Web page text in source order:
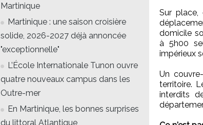
Martinique
Martinique : une saison croisière
solide, 2026-2027 déjà annoncée
"exceptionnelle"
L’École Internationale Tunon ouvre
quatre nouveaux campus dans les
Outre-mer
En Martinique, les bonnes surprises
du littoral Atlantique
Sur
domicile
à 5h00
impérieux
Un
territoire.
interdits